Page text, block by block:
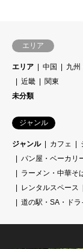
エリア
エリア 中国 九州
近畿
関東
未分類
ジャンル
ジャンル カフェ
パン屋・ベーカリ
ラーメン・中華そ
レンタルスペース
道の駅・SA・ドラ